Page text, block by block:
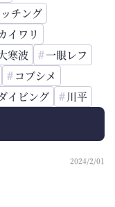
チング
イワリ
寒波
一眼レフ
コブシメ
イビング 川平
2024/2/01